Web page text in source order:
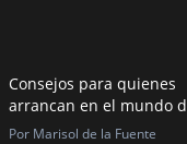
Consejos para quienes
arrancan en el mundo
Por Marisol de la Fuente